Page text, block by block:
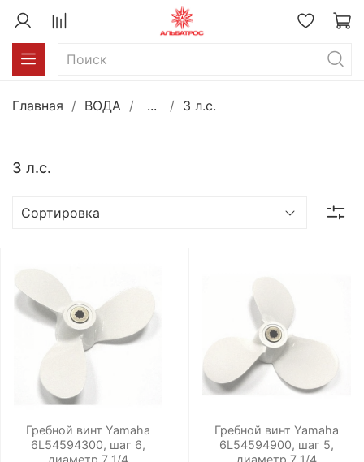
Главная ВОДА ... 3 л.с.
3 л.с.
Гребной винт Yamaha
6L54594300, шаг 6,
диаметр 7 1/4
Гребной винт Yamaha
6L54594900, шаг 5,
диаметр 7 1/4